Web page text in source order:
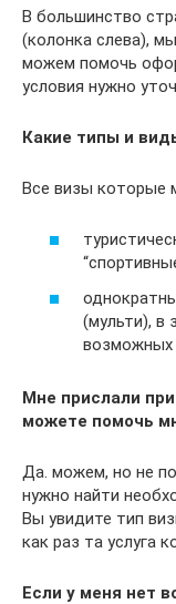
В большинство
(колонка слева),
можем помочь
условия нужно
Какие типы и
Все визы которые
(мульти), в
возможных
Мне прислали
можете помочь
Да. можем, но не
нужно найти
Вы увидите тип
как раз та услуга
Если у меня нет